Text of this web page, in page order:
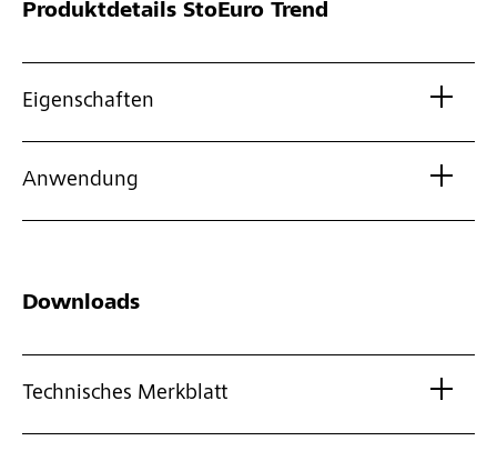
Produktdetails StoEuro Trend
Eigenschaften
Anwendung
Downloads
Technisches Merkblatt